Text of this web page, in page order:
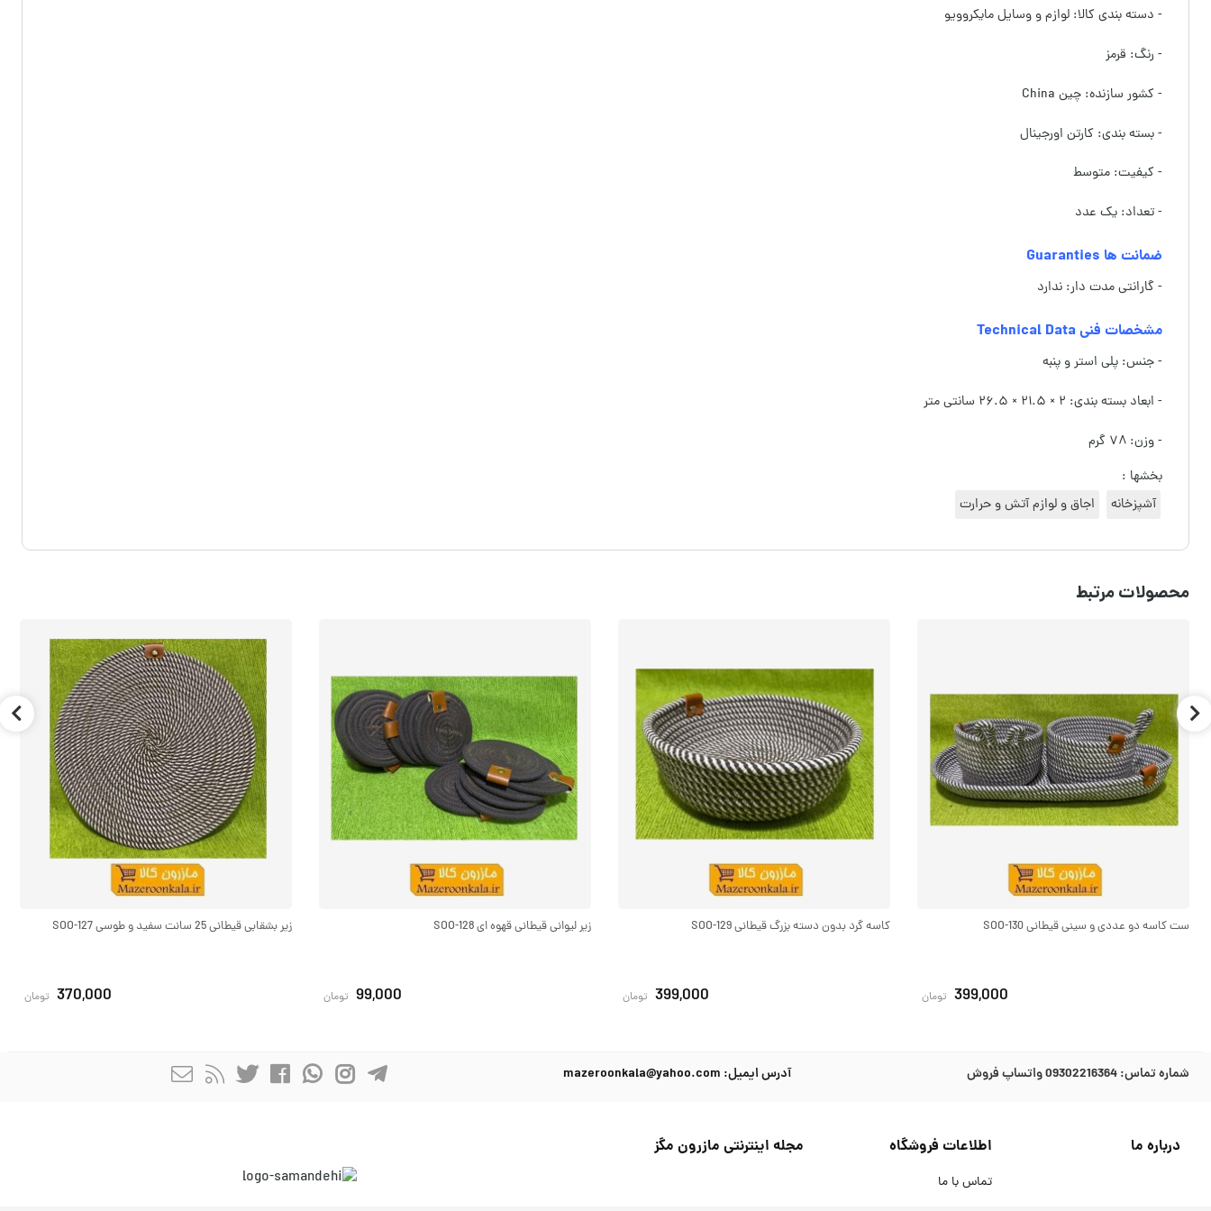
- دسته بندی کالا: لوازم و وسایل مایکروویو
- رنگ: قرمز
- کشور سازنده: چین China
- بسته بندی: کارتن اورجینال
- کیفیت: متوسط
- تعداد: یک عدد
ضمانت ها Guaranties
- گارانتی مدت دار: ندارد
مشخصات فنی Technical Data
- جنس: پلی استر و پنبه
- ابعاد بسته بندی: ۲ × ۲۱.۵ × ۲۶.۵ سانتی متر
- وزن: ۷۸ گرم
بخشها :
آشپزخانه
اجاق و لوازم آتش و حرارت
محصولات مرتبط
ست کاسه دو عددی و سینی قیطانی SOO-130
399,000 تومان
کاسه گرد بدون دسته بزرگ قیطانی SOO-129
399,000 تومان
زیر لیوانی قیطانی قهوه ای SOO-128
99,000 تومان
زیر بشقابی قیطانی 25 سانت سفید و طوسی SOO-127
370,000 تومان
شماره تماس:09302216364 واتساپ فروش آدرس ایمیل: mazeroonkala@yahoo.com
درباره ما اطلاعات فروشگاه
تماس با ما
مجله اینترنتی مازرون مگز